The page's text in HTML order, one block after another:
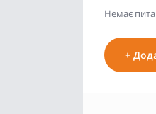
Немає
+